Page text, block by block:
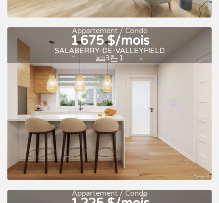
Occupation rapide À louer
Appartement / Condo
1 675 $/mois
SALABERRY-DE-VALLEYFIELD
3
1
À louer
Appartement / Condo